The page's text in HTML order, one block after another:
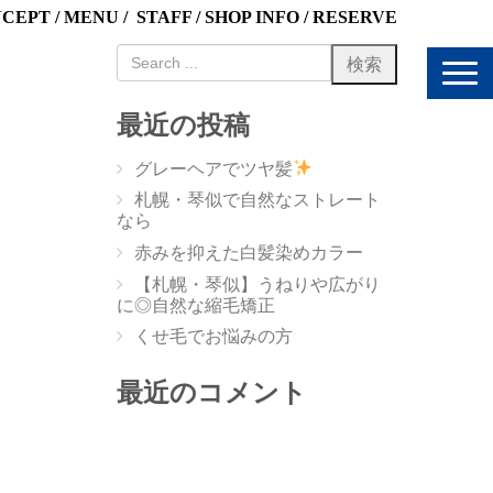
/MENU / STAFF /SHOP INFO /RESERVE
N
最近の投稿
グレーヘアでツヤ髪
札幌・琴似で自然なストレート
なら
赤みを抑えた白髪染めカラー
【札幌・琴似】うねりや広がり
に◎自然な縮毛矯正
くせ毛でお悩みの方
最近のコメント